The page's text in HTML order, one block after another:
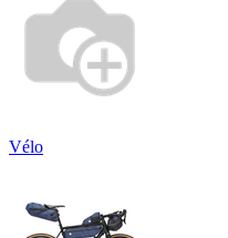
Vélo